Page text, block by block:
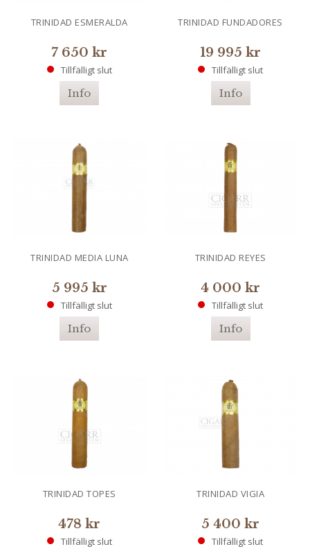
TRINIDAD ESMERALDA
7 650 kr
Tillfälligt slut
Info
TRINIDAD FUNDADORES
19 995 kr
Tillfälligt slut
Info
TRINIDAD MEDIA LUNA
5 995 kr
Tillfälligt slut
Info
TRINIDAD REYES
4 000 kr
Tillfälligt slut
Info
TRINIDAD TOPES
478 kr
Tillfälligt slut
TRINIDAD VIGIA
5 400 kr
Tillfälligt slut